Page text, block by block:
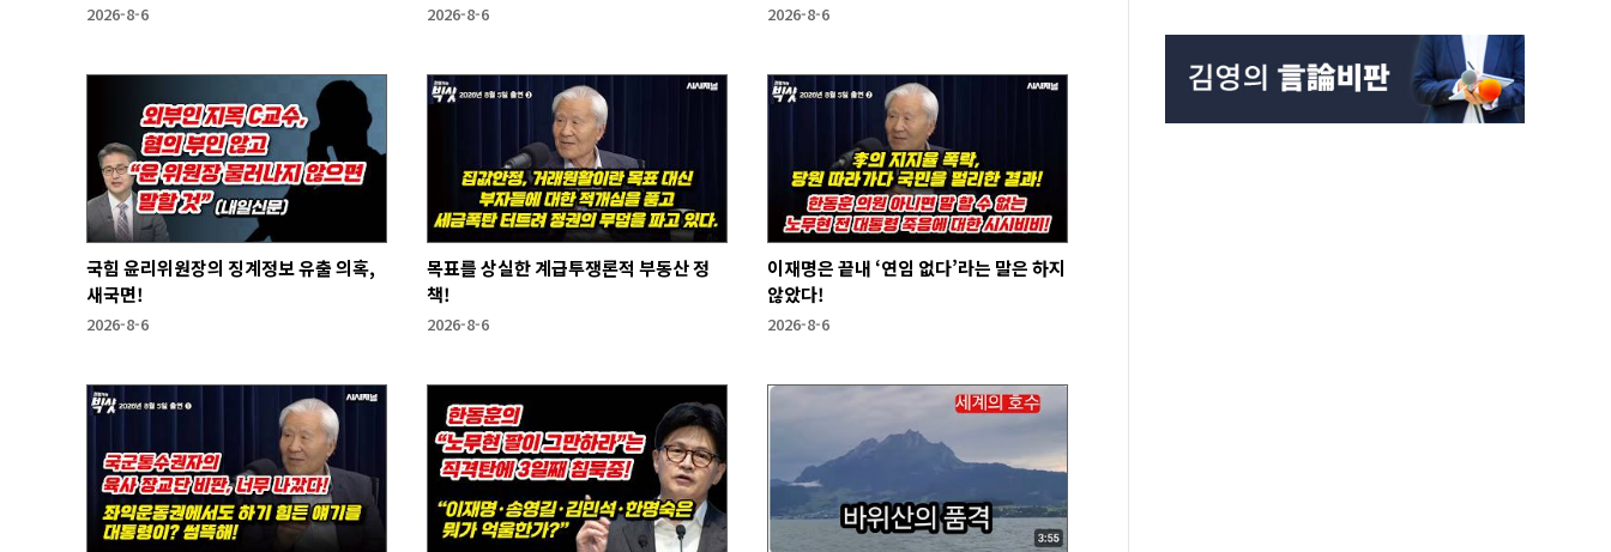
2026-8-6 2026-8-6 2026-8-6
국힘 윤리위원장의 징계정보 유출 의혹,
새국면!
2026-8-6
목표를 상실한 계급투쟁론적 부동산 정
책!
2026-8-6
이재명은 끝내 ‘연임 없다’라는 말은 하지
않았다!
2026-8-6